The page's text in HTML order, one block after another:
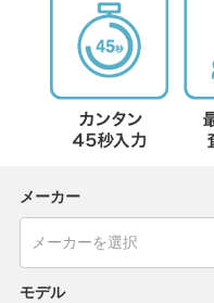
メーカー
モデル